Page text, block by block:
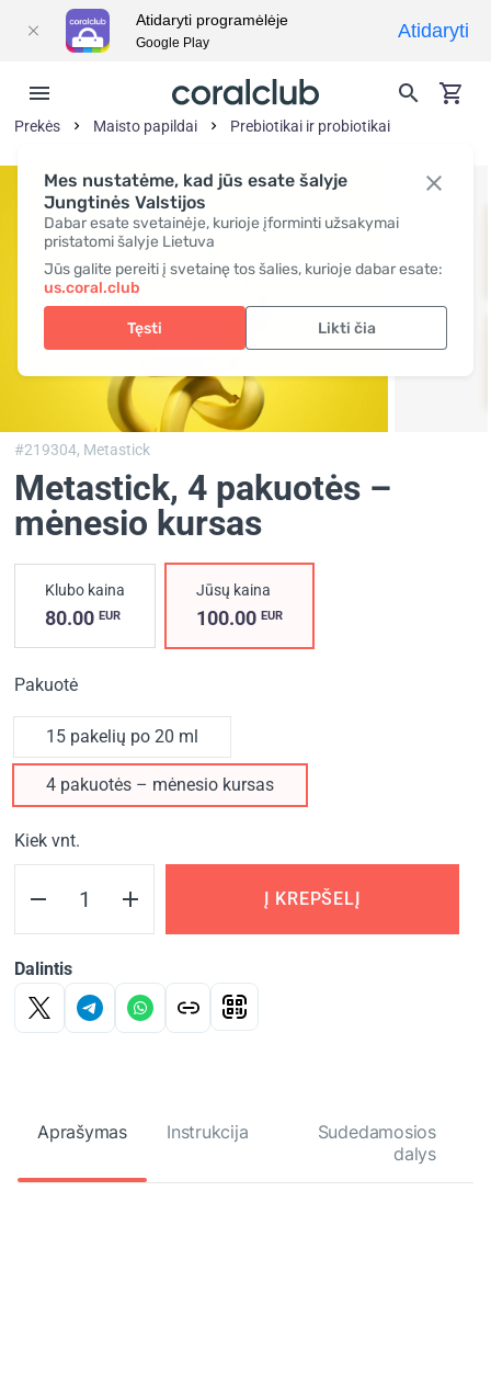
Mes nustatėme, kad jūs esate šalyje
Jungtinės Valstijos
Dabar esate svetainėje, kurioje įforminti užsakymai
pristatomi šalyje Lietuva
Jūs galite pereiti į svetainę tos šalies, kurioje dabar esate:
us.coral.club
Tęsti Likti čia
Prekės Maisto papildai Prebiotikai ir probiotikai
#219304, Metastick
Metastick, 4 pakuotės –
mėnesio kursas
Klubo kaina
80.00 EUR
Jūsų kaina
100.00EUR
Pakuotė
15 pakelių po 20 ml
4 pakuotės – mėnesio kursas
Kiek vnt.
Į KREPŠELĮ
Dalintis
Aprašymas Instrukcija
Sudedamosios
dalys
Atidaryti programėlėje
Google Play
Atidaryti